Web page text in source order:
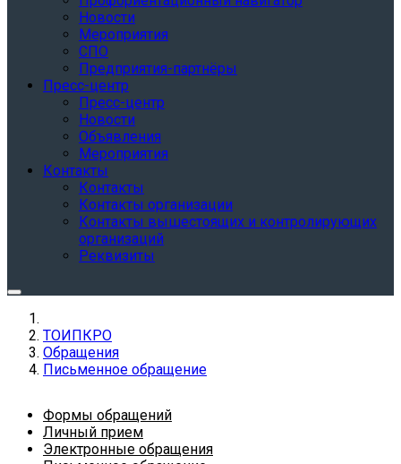
Новости
Мероприятия
СПО
Предприятия-партнёры
Пресс-центр
Пресс-центр
Новости
Объявления
Мероприятия
Контакты
Контакты
Контакты организации
Контакты вышестоящих и контролирующих
организаций
Реквизиты
ТОИПКРО
Обращения
Письменное обращение
Формы обращений
Личный прием
Электронные обращения